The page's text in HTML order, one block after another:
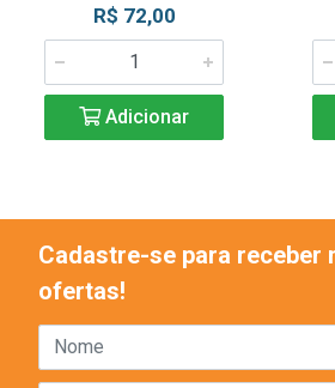
R$ 72,00
Adicionar
Cadastre-se para receber
ofertas!